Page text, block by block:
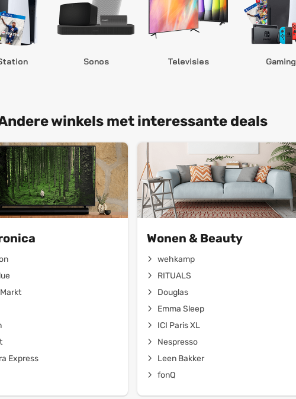
Sonos Televisies Gaming
winkels met interessante deals
Express
Wonen & Beauty
wehkamp
RITUALS
Douglas
Emma Sleep
ICI Paris XL
Nespresso
Leen Bakker
fonQ